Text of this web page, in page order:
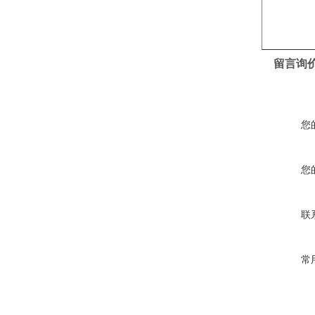
留言询
您
您
联
常